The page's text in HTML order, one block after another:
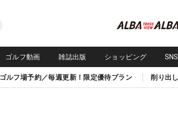
ゴルフ動画 雑誌出版 ショッピング
ゴルフ場予約／毎週更新！限定優待プラン 削り出